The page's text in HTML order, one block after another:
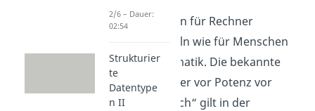
Generell gelten für Rechner
ähnliche Regeln wie für Menschen
in der Mathematik. Die bekannte
Regel „Klammer vor Potenz vor
Punkt vor Strich“ gilt in der
2/6 – Dauer:
02:54
Strukturier
te
Datentype
n II